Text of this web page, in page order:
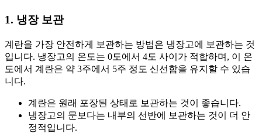
1. 냉장 보관
계란을 가장 안전하게 보관하는 방법은 냉장고에 보관하는 것
입니다. 냉장고의 온도는 0도에서 4도 사이가 적합하며, 이 온
도에서 계란은 약 3주에서 5주 정도 신선함을 유지할 수 있습
니다.
계란은 원래 포장된 상태로 보관하는 것이 좋습니다.
냉장고의 문보다는 내부의 선반에 보관하는 것이 더 안
정적입니다.